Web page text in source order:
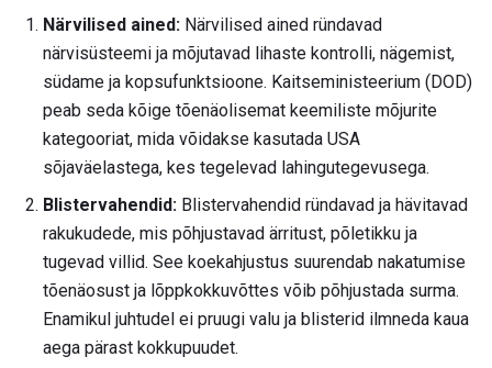
Närvilised ained: Närvilised ained ründavad
närvisüsteemi ja mõjutavad lihaste kontrolli, nägemist,
südame ja kopsufunktsioone. Kaitseministeerium (DOD)
peab seda kõige tõenäolisemat keemiliste mõjurite
kategooriat, mida võidakse kasutada USA
sõjaväelastega, kes tegelevad lahingutegevusega.
Blistervahendid: Blistervahendid ründavad ja hävitavad
rakukudede, mis põhjustavad ärritust, põletikku ja
tugevad villid. See koekahjustus suurendab nakatumise
tõenäosust ja lõppkokkuvõttes võib põhjustada surma.
Enamikul juhtudel ei pruugi valu ja blisterid ilmneda kaua
aega pärast kokkupuudet.